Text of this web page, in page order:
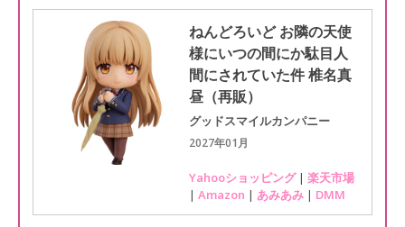
ねんどろいど お隣の天使
様にいつの間にか駄目人
間にされていた件 椎名真
昼（再販）
グッドスマイルカンパニー
2027年01月
Yahooショッピング| 楽天市場
| Amazon | あみあみ | DMM